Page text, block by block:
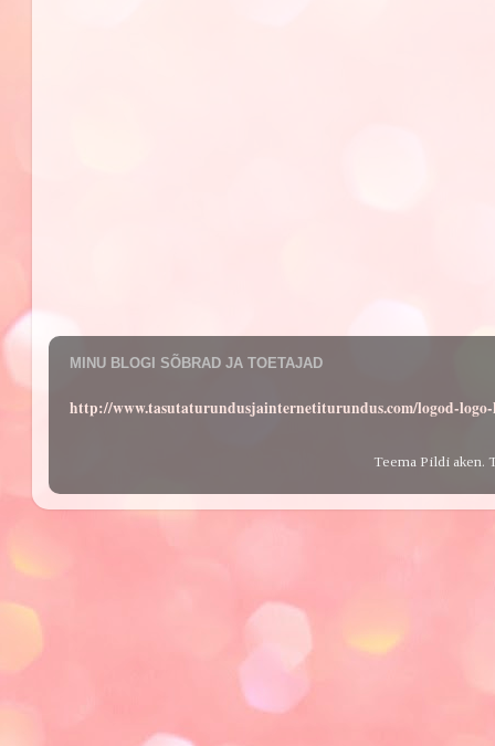
MINU BLOGI SÕBRAD JA TOETAJAD
http://www.tasutaturundusjainternetiturundus.com/logod-
Teema Pildi aken.